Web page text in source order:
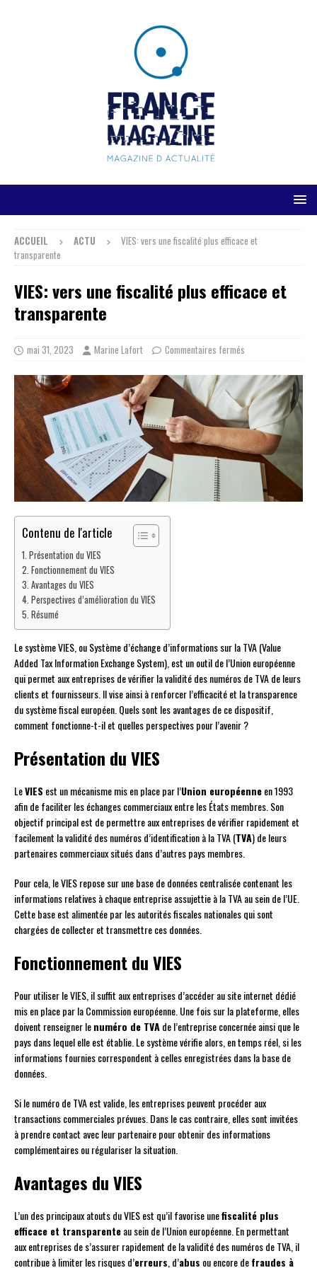
ACCUEIL ACTU
VIES: vers une fiscalité plus efficace et
transparente
VIES: vers une fiscalité plus efficace et
transparente
mai 31, 2023 Marine Lafort Commentaires fermés
Contenu de l'article
Présentation du VIES
Fonctionnement du VIES
Avantages du VIES
Perspectives d’amélioration du VIES
Résumé
Le système VIES, ou Système d’échange d’informations sur la TVA (Value
Added Tax Information Exchange System), est un outil de l’Union européenne
qui permet aux entreprises de vérifier la validité des numéros de TVA de leurs
clients et fournisseurs. Il vise ainsi à renforcer l’efficacité et la transparence
du système fiscal européen. Quels sont les avantages de ce dispositif,
comment fonctionne-t-il et quelles perspectives pour l’avenir ?
Présentation du VIES
LeVIES est un mécanisme mis en place par l’Union européenneen 1993
afin de faciliter les échanges commerciaux entre les États membres. Son
objectif principal est de permettre aux entreprises de vérifier rapidement et
facilement la validité des numéros d’identification à la TVA (TVA) de leurs
partenaires commerciaux situés dans d’autres pays membres.
Pour cela, le VIES repose sur une base de données centralisée contenant les
informations relatives à chaque entreprise assujettie à la TVA au sein de l’UE.
Cette base est alimentée par les autorités fiscales nationales qui sont
chargées de collecter et transmettre ces données.
Fonctionnement du VIES
Pour utiliser le VIES, il suffit aux entreprises d’accéder au site internet dédié
mis en place par la Commission européenne. Une fois sur la plateforme, elles
doivent renseigner lenuméro de TVAde l’entreprise concernée ainsi que le
pays dans lequel elle est établie. Le système vérifie alors, en temps réel, si les
informations fournies correspondent à celles enregistrées dans la base de
données.
Si le numéro de TVA est valide, les entreprises peuvent procéder aux
transactions commerciales prévues. Dans le cas contraire, elles sont invitées
à prendre contact avec leur partenaire pour obtenir des informations
complémentaires ou régulariser la situation.
Avantages du VIES
L’un des principaux atouts du VIES est qu’il favorise unefiscalité plus
efficace et transparenteau sein de l’Union européenne. En permettant
aux entreprises de s’assurer rapidement de la validité des numéros de TVA, il
contribue à limiter les risques d’erreurs , d’abus ou encore defraudes à